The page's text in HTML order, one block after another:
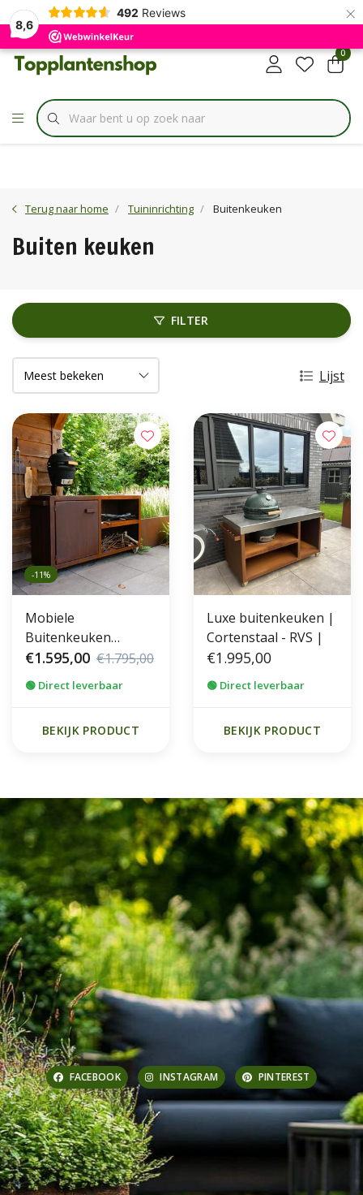
8,6
492 Reviews ×
✔Specialist inBorderbundels
0
Terug naar home Tuininrichting Buitenkeuken
Buiten keuken
FILTER
Lijst
-11%
Mobiele
Buitenkeuken
Cortenstaal
€1.595,00 €1.795,00
🟢 Direct leverbaar
BEKIJK PRODUCT
Luxe buitenkeuken |
Cortenstaal - RVS |
€1.995,00
🟢 Direct leverbaar
BEKIJK PRODUCT
FACEBOOK INSTAGRAM PINTEREST